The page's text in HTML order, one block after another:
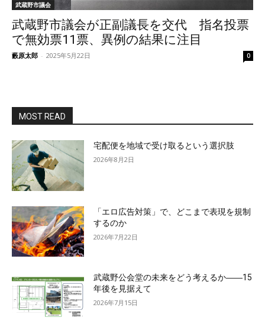
武蔵野市議会
武蔵野市議会が正副議長を交代 指名投票
で無効票11票、異例の結果に注目
藪原太郎 - 2025年5月22日 0
MOST READ
宅配便を地域で受け取るという選択肢
2026年8月2日
「エロ広告対策」で、どこまで表現を規制
するのか
2026年7月22日
武蔵野公会堂の未来をどう考えるか――15
年後を見据えて
2026年7月15日